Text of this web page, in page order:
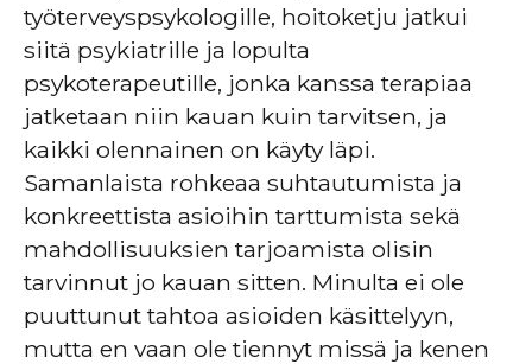
työterveyspsykologille, hoitoketju jatkui
siitä psykiatrille ja lopulta
psykoterapeutille, jonka kanssa terapiaa
jatketaan niin kauan kuin tarvitsen, ja
kaikki olennainen on käyty läpi.
Samanlaista rohkeaa suhtautumista ja
konkreettista asioihin tarttumista sekä
mahdollisuuksien tarjoamista olisin
tarvinnut jo kauan sitten. Minulta ei ole
puuttunut tahtoa asioiden käsittelyyn,
mutta en vaan ole tiennyt missä ja kenen